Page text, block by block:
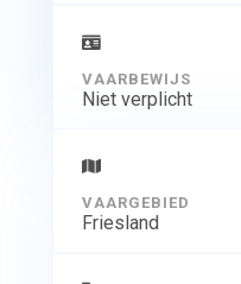
VAARBEWIJS
Niet verplicht
VAARGEBIED
Friesland